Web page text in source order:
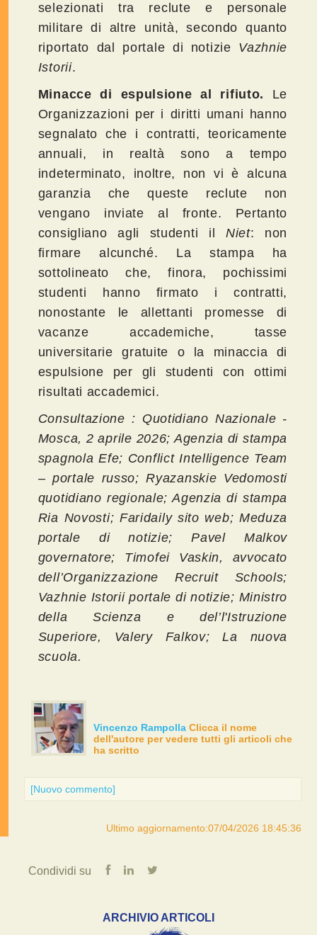
selezionati tra reclute e personale
militare di altre unità, secondo quanto
riportato dal portale di notizie Vazhnie
Istorii.
Minacce di espulsione al rifiuto. Le
Organizzazioni per i diritti umani hanno
segnalato che i contratti, teoricamente
annuali, in realtà sono a tempo
indeterminato, inoltre, non vi è alcuna
garanzia che queste reclute non
vengano inviate al fronte. Pertanto
consigliano agli studenti il Niet: non
firmare alcunché. La stampa ha
sottolineato che, finora, pochissimi
studenti hanno firmato i contratti,
nonostante le allettanti promesse di
vacanze accademiche, tasse
universitarie gratuite o la minaccia di
espulsione per gli studenti con ottimi
risultati accademici.
Consultazione : Quotidiano Nazionale -
Mosca, 2 aprile 2026; Agenzia di stampa
spagnola Efe; Conflict Intelligence Team
– portale russo; Ryazanskie Vedomosti
quotidiano regionale; Agenzia di stampa
Ria Novosti; Faridaily sito web; Meduza
portale di notizie; Pavel Malkov
governatore; Timofei Vaskin, avvocato
dell’Organizzazione Recruit Schools;
Vazhnie Istorii portale di notizie; Ministro
della Scienza e del’l'Istruzione
Superiore, Valery Falkov; La nuova
scuola.
Vincenzo Rampolla Clicca il nome
dell'autore per vedere tutti gli articoli che
ha scritto
[Nuovo commento]
Ultimo aggiornamento:07/04/2026 18:45:36
Condividi su
ARCHIVIO ARTICOLI